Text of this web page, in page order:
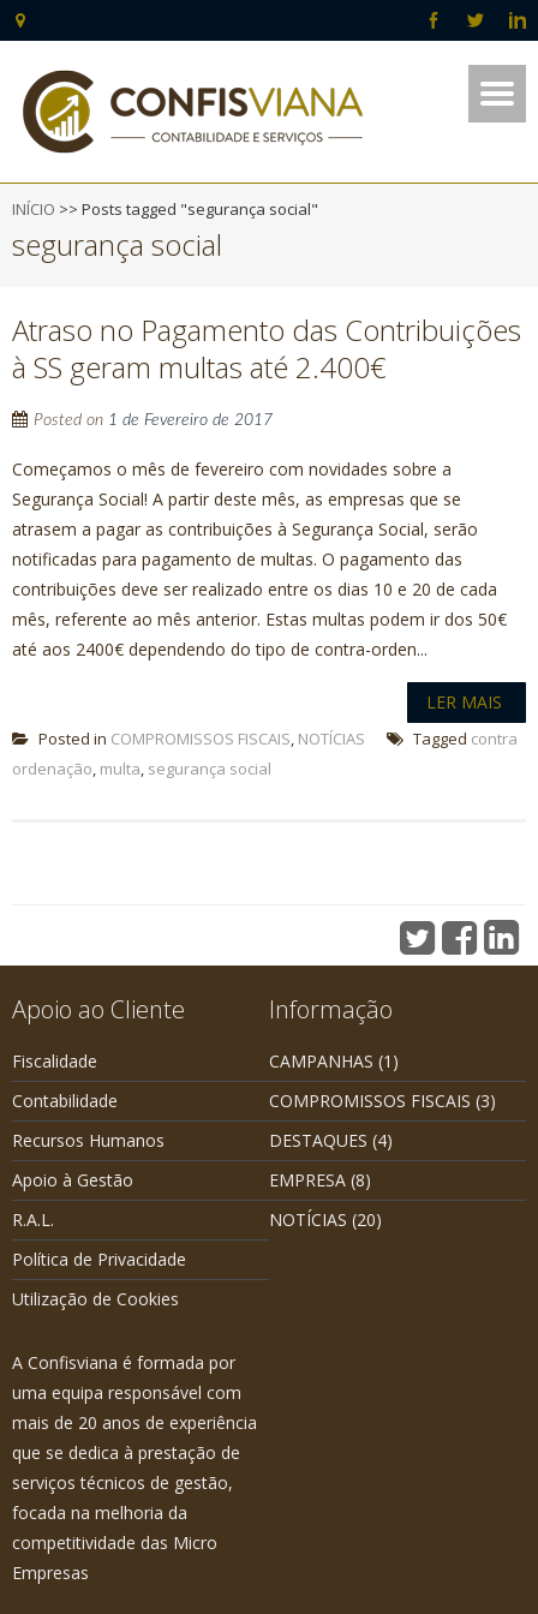
INÍCIO >> Posts tagged "segurança social"
segurança social
Atraso no Pagamento das Contribuições
à SS geram multas até 2.400€
Posted on 1 de Fevereiro de 2017
Começamos o mês de fevereiro com novidades sobre a
Segurança Social! A partir deste mês, as empresas que se
atrasem a pagar as contribuições à Segurança Social, serão
notificadas para pagamento de multas. O pagamento das
contribuições deve ser realizado entre os dias 10 e 20 de cada
mês, referente ao mês anterior. Estas multas podem ir dos 50€
até aos 2400€ dependendo do tipo de contra-orden...
LER MAIS
Posted in COMPROMISSOS FISCAIS, NOTÍCIAS Tagged contra
ordenação, multa, segurança social
Apoio ao Cliente
Fiscalidade
Contabilidade
Recursos Humanos
Apoio à Gestão
R.A.L.
Política de Privacidade
Utilização de Cookies
Informação
CAMPANHAS (1)
COMPROMISSOS FISCAIS (3)
DESTAQUES (4)
EMPRESA (8)
NOTÍCIAS (20)
A Confisviana é formada por
uma equipa responsável com
mais de 20 anos de experiência
que se dedica à prestação de
serviços técnicos de gestão,
focada na melhoria da
competitividade das Micro
Empresas